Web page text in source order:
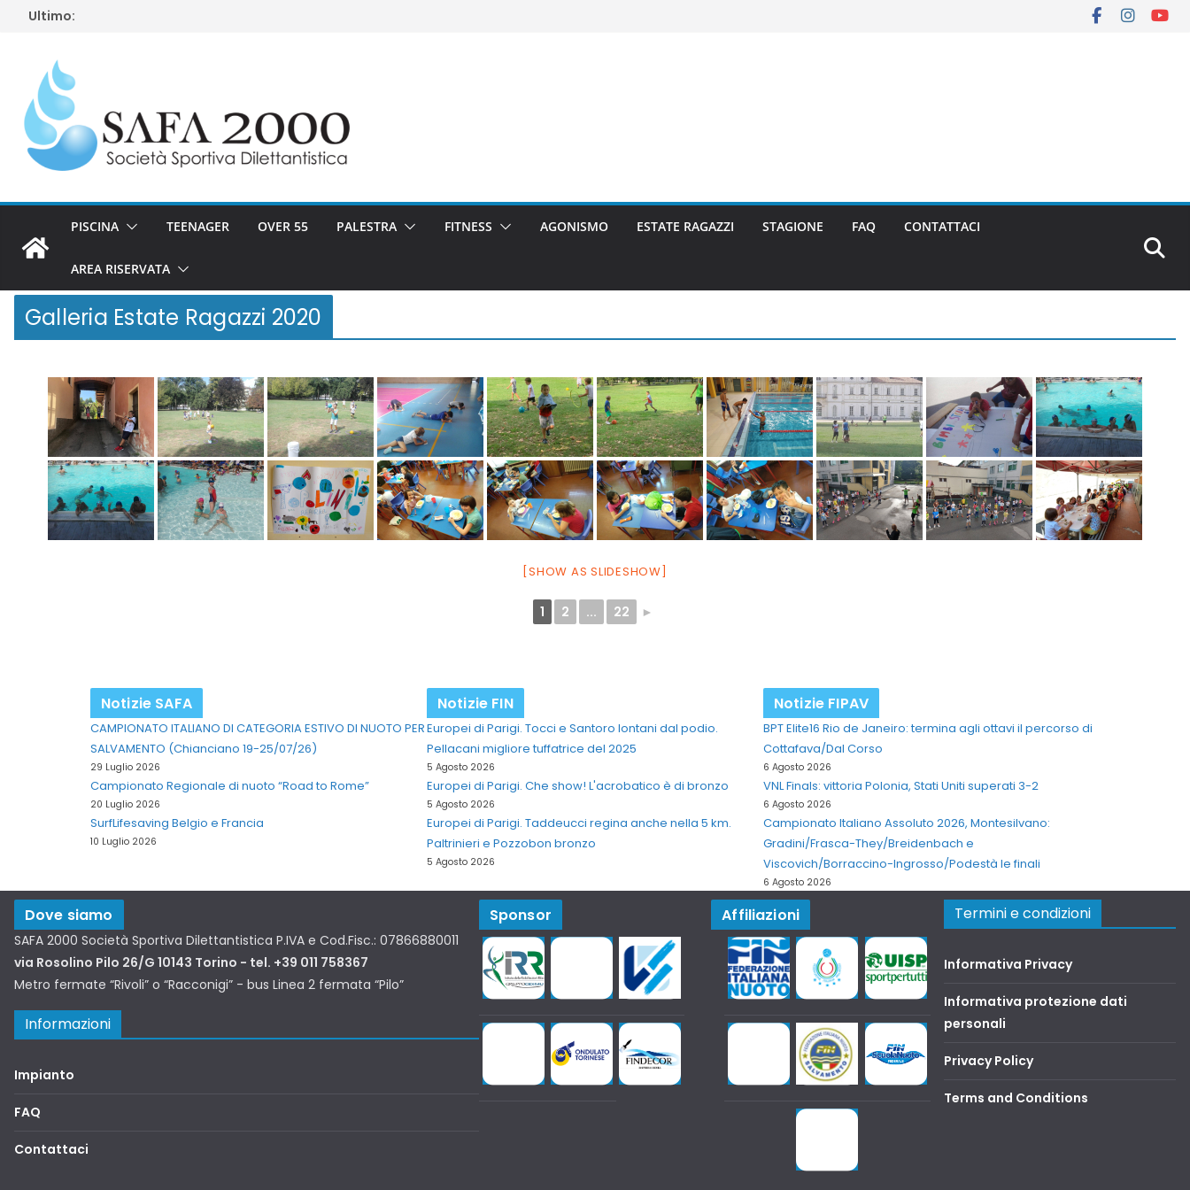
SaltaUltimo:
PISCINA TEENAGER OVER 55 PALESTRA FITNESS AGONISMO ESTATE RAGAZZI STAGIONE FAQ CONTATTACI
AREA RISERVATA
Galleria Estate Ragazzi 2020
[SHOW AS SLIDESHOW]
1 2 ... 22 ►
Notizie SAFA
CAMPIONATO ITALIANO DI CATEGORIA ESTIVO DI NUOTO PER
SALVAMENTO (Chianciano 19-25/07/26)
29 Luglio 2026
Campionato Regionale di nuoto “Road to Rome”
20 Luglio 2026
SurfLifesaving Belgio e Francia
10 Luglio 2026
Notizie FIN
Europei di Parigi. Tocci e Santoro lontani dal podio.
Pellacani migliore tuffatrice del 2025
5 Agosto 2026
Europei di Parigi. Che show! L'acrobatico è di bronzo
5 Agosto 2026
Europei di Parigi. Taddeucci regina anche nella 5 km.
Paltrinieri e Pozzobon bronzo
5 Agosto 2026
Notizie FIPAV
BPT Elite16 Rio de Janeiro: termina agli ottavi il percorso di
Cottafava/Dal Corso
6 Agosto 2026
VNL Finals: vittoria Polonia, Stati Uniti superati 3-2
6 Agosto 2026
Campionato Italiano Assoluto 2026, Montesilvano:
Gradini/Frasca-They/Breidenbach e
Viscovich/Borraccino-Ingrosso/Podestà le finali
6 Agosto 2026
Dove siamo
SAFA 2000 Società Sportiva Dilettantistica P.IVA e Cod.Fisc.: 07866880011
via Rosolino Pilo 26/G 10143 Torino - tel. +39 011 758367
Metro fermate “Rivoli” o “Racconigi” - bus Linea 2 fermata “Pilo”
Informazioni
Impianto
FAQ
Contattaci
Sponsor Affiliazioni Termini e condizioni
Informativa Privacy
Informativa protezione dati
personali
Privacy Policy
Terms and Conditions